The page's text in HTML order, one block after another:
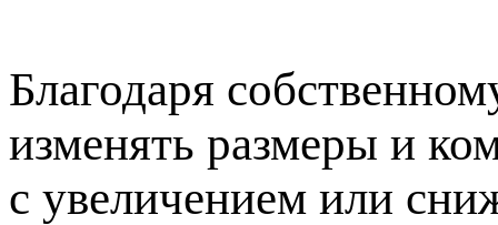
Благодаря
изменять размеры и
с увеличением или